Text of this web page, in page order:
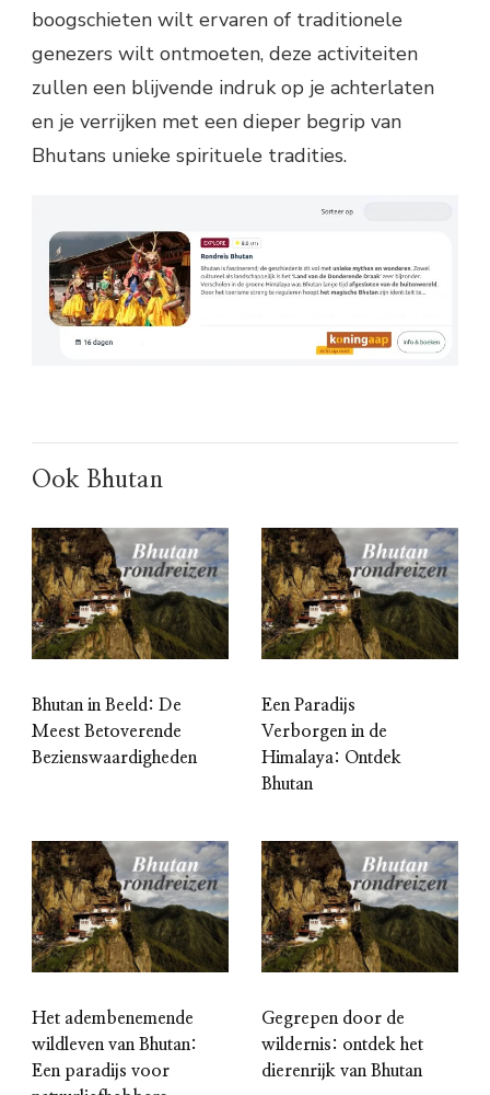
boogschieten wilt ervaren of traditionele
genezers wilt ontmoeten, deze activiteiten
zullen een blijvende indruk op je achterlaten
en je verrijken met een dieper begrip van
Bhutans unieke spirituele tradities.
Ook Bhutan
Bhutan in Beeld: De
Meest Betoverende
Bezienswaardigheden
Een Paradijs
Verborgen in de
Himalaya: Ontdek
Bhutan
Het adembenemende
wildleven van Bhutan:
Een paradijs voor
Gegrepen door de
wildernis: ontdek het
dierenrijk van Bhutan